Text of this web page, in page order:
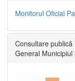
Monitorul Oficial
Consultare
General Municipiul